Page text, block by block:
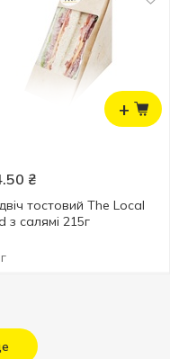
+
₴
тостовий The Local
з салямі 215г